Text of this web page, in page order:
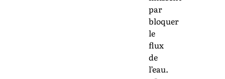
par
bloquer
le
flux
de
l’eau.